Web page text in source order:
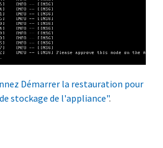
Démarrer la restauration pour
stockage de l'appliance".